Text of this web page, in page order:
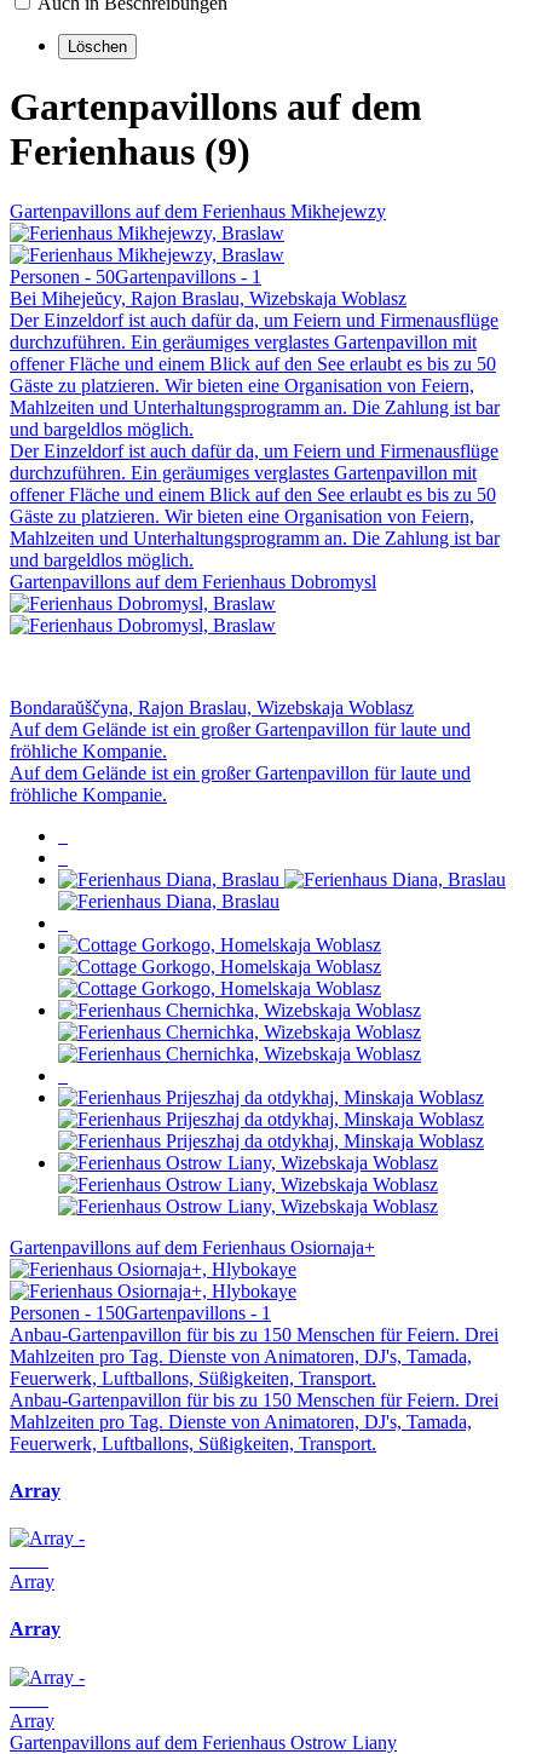
Gartenpavillons auf dem
Ferienhaus (9)
Gartenpavillons auf dem Ferienhaus Mikhejewzy
Personen - 50Gartenpavillons - 1
Bei Mihejeŭcy, Rajon Braslau, Wizebskaja Woblasz
Der Einzeldorf ist auch dafür da, um Feiern und Firmenausflüge
durchzuführen. Ein geräumiges verglastes Gartenpavillon mit
offener Fläche und einem Blick auf den See erlaubt es bis zu 50
Gäste zu platzieren. Wir bieten eine Organisation von Feiern,
Mahlzeiten und Unterhaltungsprogramm an. Die Zahlung ist bar
und bargeldlos möglich.
Der Einzeldorf ist auch dafür da, um Feiern und Firmenausflüge
durchzuführen. Ein geräumiges verglastes Gartenpavillon mit
offener Fläche und einem Blick auf den See erlaubt es bis zu 50
Gäste zu platzieren. Wir bieten eine Organisation von Feiern,
Mahlzeiten und Unterhaltungsprogramm an. Die Zahlung ist bar
und bargeldlos möglich.
Gartenpavillons auf dem Ferienhaus Dobromysl
Bondaraŭščyna, Rajon Braslau, Wizebskaja Woblasz
Auf dem Gelände ist ein großer Gartenpavillon für laute und
fröhliche Kompanie.
Auf dem Gelände ist ein großer Gartenpavillon für laute und
fröhliche Kompanie.
Gartenpavillons auf dem Ferienhaus Osiornaja+
Personen - 150Gartenpavillons - 1
Anbau-Gartenpavillon für bis zu 150 Menschen für Feiern. Drei
Mahlzeiten pro Tag. Dienste von Animatoren, DJ's, Tamada,
Feuerwerk, Luftballons, Süßigkeiten, Transport.
Anbau-Gartenpavillon für bis zu 150 Menschen für Feiern. Drei
Mahlzeiten pro Tag. Dienste von Animatoren, DJ's, Tamada,
Feuerwerk, Luftballons, Süßigkeiten, Transport.
Array
Array
Array
Array
Gartenpavillons auf dem Ferienhaus Ostrow Liany